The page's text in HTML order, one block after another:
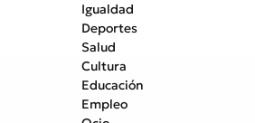
Igualdad
Deportes
Salud
Cultura
Educación
Empleo